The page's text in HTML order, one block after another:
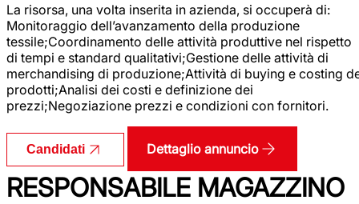
La risorsa, una volta inserita in azienda, si occuperà di:
Monitoraggio dell’avanzamento della produzione
tessile;Coordinamento delle attività produttive nel rispetto
di tempi e standard qualitativi;Gestione delle attività di
merchandising di produzione;Attività di buying e costing
prodotti;Analisi dei costi e definizione dei
prezzi;Negoziazione prezzi e condizioni con fornitori.
Candidati Dettaglio annuncio
RESPONSABILE MAGAZZINO